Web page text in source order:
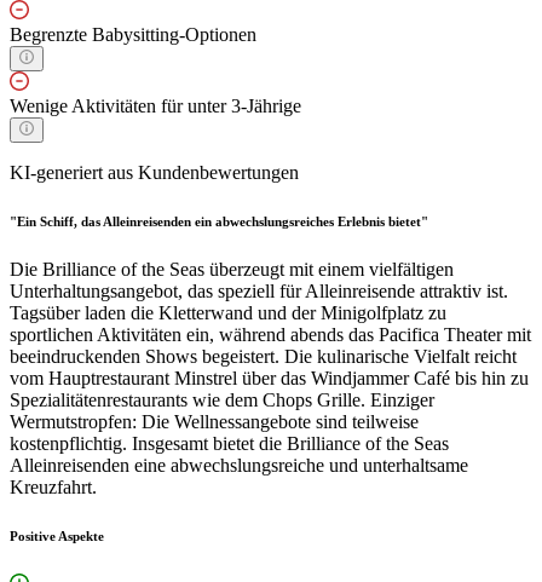
Begrenzte Babysitting-Optionen
Wenige Aktivitäten für unter 3-Jährige
KI-generiert aus Kundenbewertungen
"Ein Schiff, das Alleinreisenden ein abwechslungsreiches Erlebnis bietet"
Die Brilliance of the Seas überzeugt mit einem vielfältigen
Unterhaltungsangebot, das speziell für Alleinreisende attraktiv ist.
Tagsüber laden die Kletterwand und der Minigolfplatz zu
sportlichen Aktivitäten ein, während abends das Pacifica Theater mit
beeindruckenden Shows begeistert. Die kulinarische Vielfalt reicht
vom Hauptrestaurant Minstrel über das Windjammer Café bis hin zu
Spezialitätenrestaurants wie dem Chops Grille. Einziger
Wermutstropfen: Die Wellnessangebote sind teilweise
kostenpflichtig. Insgesamt bietet die Brilliance of the Seas
Alleinreisenden eine abwechslungsreiche und unterhaltsame
Kreuzfahrt.
Positive Aspekte